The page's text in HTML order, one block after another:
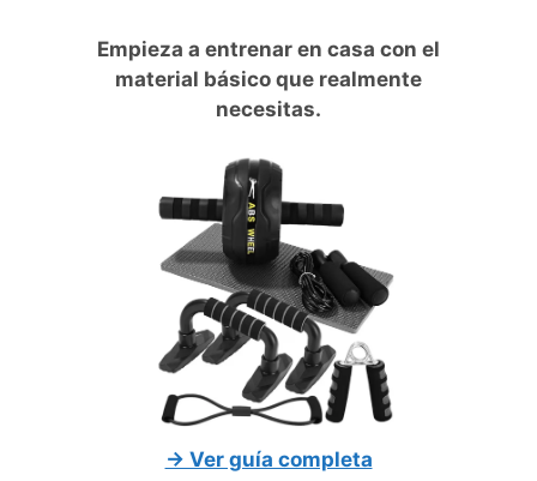
Empieza a entrenar en casa con el
material básico que realmente
necesitas.
→ Ver guía completa